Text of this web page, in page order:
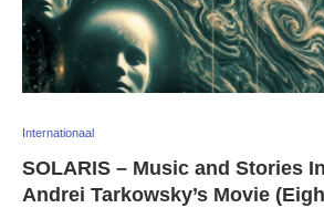
Internationaal
SOLARIS – Music and Stories
Andrei Tarkowsky’s Movie